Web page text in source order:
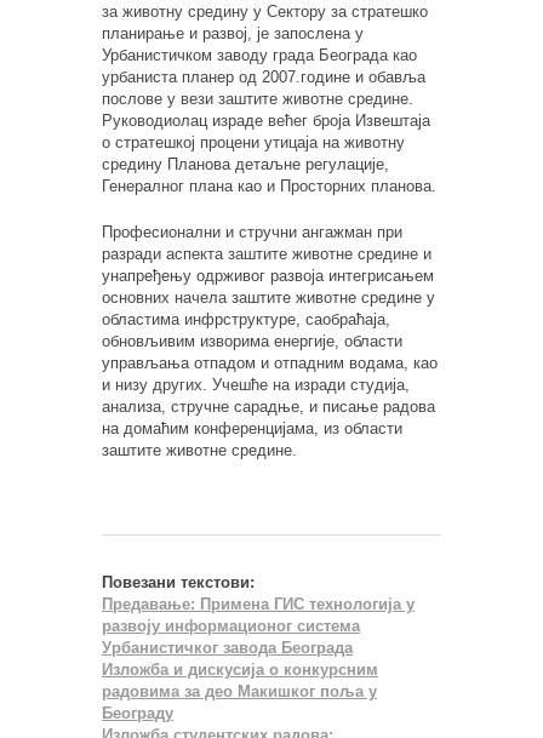
за животну средину у Сектору за стратешко
планирање и развој, је запослена у
Урбанистичком заводу града Београда као
урбаниста планер од 2007.године и обавља
послове у вези заштите животне средине.
Руководиолац израде већег броја Извештаја
о стратешкој процени утицаја на животну
средину Планова детаљне регулације,
Генералног плана као и Просторних планова.
Професионални и стручни ангажман при
разради аспекта заштите животне средине и
унапређењу одрживог развоја интегрисањем
основних начела заштите животне средине у
областима инфрструктуре, саобраћаја,
обновљивим изворима енергије, области
управљања отпадом и отпадним водама, као
и низу других. Учешће на изради студија,
анализа, стручне сарадње, и писање радова
на домаћим конференцијама, из области
заштите животне средине.
Повезани текстови:
Предавање: Примена ГИС технологија у
развоју информационог система
Урбанистичког завода Београда
Изложба и дискусија о конкурсним
радовима за део Макишког поља у
Београду